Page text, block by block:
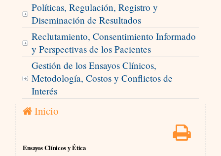
Políticas, Regulación, Registro y
Diseminación de Resultados
Reclutamiento, Consentimiento Informado
y Perspectivas de los Pacientes
Gestión de los Ensayos Clínicos,
Metodología, Costos y Conflictos de
Interés
Inicio
Ensayos Clínicos y Ética